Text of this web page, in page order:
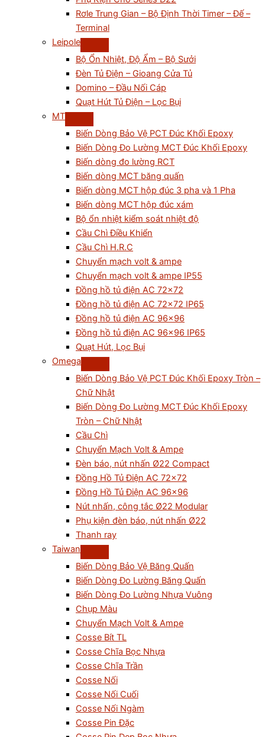
Rơle Trung Gian – Bộ Định Thời Timer – Đế –
Terminal
Leipole
Bộ Ổn Nhiệt, Độ Ẩm – Bộ Sưởi
Đèn Tủ Điện – Gioang Cửa Tủ
Domino – Đầu Nối Cáp
Quạt Hút Tủ Điện – Lọc Bụi
MT
Biến Dòng Bảo Vệ PCT Đúc Khối Epoxy
Biến Dòng Đo Lường MCT Đúc Khối Epoxy
Biến dòng đo lường RCT
Biến dòng MCT băng quấn
Biến dòng MCT hộp đúc 3 pha và 1 Pha
Biến dòng MCT hộp đúc xám
Bộ ổn nhiệt kiểm soát nhiệt độ
Cầu Chì Điều Khiển
Cầu Chì H.R.C
Chuyển mạch volt & ampe
Chuyển mạch volt & ampe IP55
Đồng hồ tủ điện AC 72×72
Đồng hồ tủ điện AC 72×72 IP65
Đồng hồ tủ điện AC 96×96
Đồng hồ tủ điện AC 96×96 IP65
Quạt Hút, Lọc Bụi
Omega
Biến Dòng Bảo Vệ PCT Đúc Khối Epoxy Tròn –
Chữ Nhật
Biến Dòng Đo Lường MCT Đúc Khối Epoxy
Tròn – Chữ Nhật
Cầu Chì
Chuyển Mạch Volt & Ampe
Đèn báo, nút nhấn Ø22 Compact
Đồng Hồ Tủ Điện AC 72×72
Đồng Hồ Tủ Điện AC 96×96
Nút nhấn, công tắc Ø22 Modular
Phụ kiện đèn báo, nút nhấn Ø22
Thanh ray
Taiwan
Biến Dòng Bảo Vệ Băng Quấn
Biến Dòng Đo Lường Băng Quấn
Biến Dòng Đo Lường Nhựa Vuông
Chụp Màu
Chuyển Mạch Volt & Ampe
Cosse Bít TL
Cosse Chĩa Bọc Nhựa
Cosse Chĩa Trần
Cosse Nối
Cosse Nối Cuối
Cosse Nối Ngàm
Cosse Pin Đặc